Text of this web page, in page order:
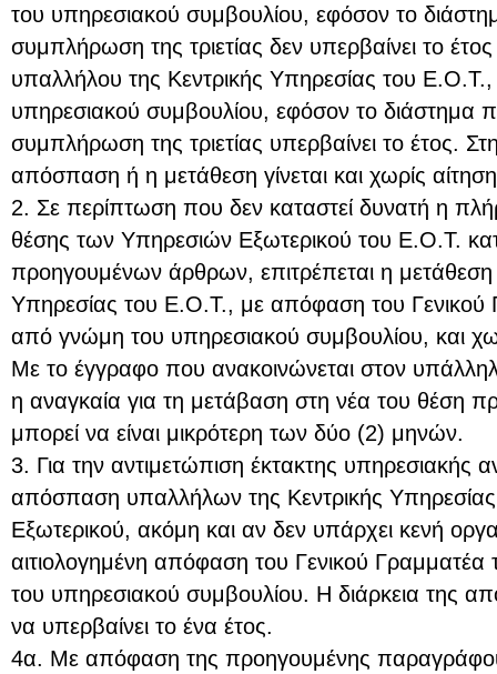
του υπηρεσιακού συμβουλίου, εφόσον το
συμπλήρωση της τριετίας δεν υπερβαίνει το
υπαλλήλου της Κεντρικής Υπηρεσίας του
υπηρεσιακού συμβουλίου, εφόσον το διάστημα
συμπλήρωση της τριετίας υπερβαίνει το έτος.
απόσπαση ή η μετάθεση γίνεται και χωρίς
2. Σε περίπτωση που δεν καταστεί δυνατή η
θέσης των Υπηρεσιών Εξωτερικού του Ε.Ο.Τ.
προηγουμένων άρθρων, επιτρέπεται η
Υπηρεσίας του Ε.Ο.Τ., με απόφαση του
από γνώμη του υπηρεσιακού συμβουλίου, και
Με το έγγραφο που ανακοινώνεται στον
η αναγκαία για τη μετάβαση στη νέα του θέση
μπορεί να είναι μικρότερη των δύο (2) μηνών.
3. Για την αντιμετώπιση έκτακτης υπηρεσιακής
απόσπαση υπαλλήλων της Κεντρικής
Εξωτερικού, ακόμη και αν δεν υπάρχει κενή
αιτιολογημένη απόφαση του Γενικού
του υπηρεσιακού συμβουλίου. Η διάρκεια της
να υπερβαίνει το ένα έτος.
4α. Με απόφαση της προηγουμένης